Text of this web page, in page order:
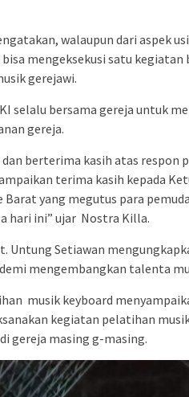
walaupun dari aspek
mengeksekusi satu kegiatan
gerejawi.
selalu bersama gereja untuk
gereja.
dan berterima kasih atas
terima kasih kepada
Barat yang megutus para
hari ini” ujar Nostra Killa.
Untung Setiawan
mengembangkan talenta
musik keyboard
kegiatan pelatihan
gereja masing g-masing.